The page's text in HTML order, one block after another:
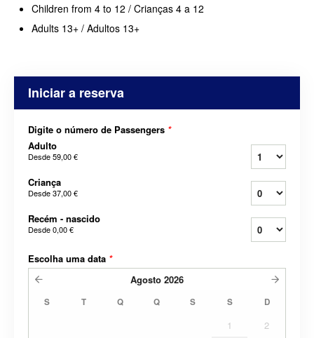
Children from 4 to 12 / Crianças 4 a 12
Adults 13+ / Adultos 13+
Iniciar a reserva
Digite o número de Passengers *
Adulto
Desde59,00 €
Criança
Desde37,00 €
Recém - nascido
Desde0,00 €
Escolha uma data *
Agosto 2026
S T Q Q S S D
1
2